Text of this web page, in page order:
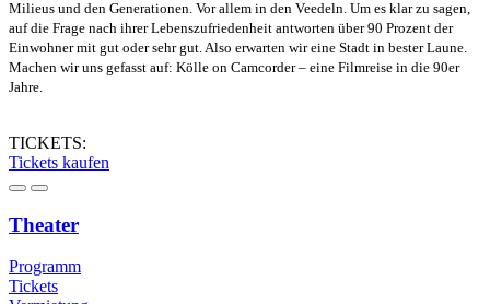
Milieus und den Generationen. Vor allem in den Veedeln. Um es klar zu sagen,
auf die Frage nach ihrer Lebenszufriedenheit antworten über 90 Prozent der
Einwohner mit gut oder sehr gut. Also erwarten wir eine Stadt in bester Laune.
Machen wir uns gefasst auf: Kölle on Camcorder – eine Filmreise in die 90er
Jahre.
TICKETS:
Tickets kaufen
Theater
Programm
Tickets